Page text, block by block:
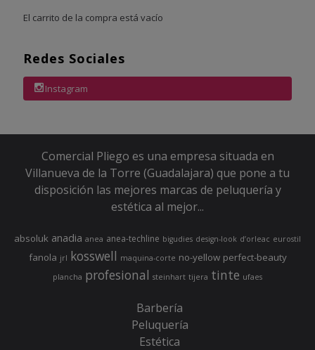
El carrito de la compra está vacío
Redes Sociales
Instagram
Comercial Pliego es una empresa situada en
Villanueva de la Torre (Guadalajara) que pone a tu
disposición las mejores marcas de peluquería y
estética al mejor...
absoluk anadia anea anea-techline bigudies design-look d’orleac eurostil
fanola jrl kosswell maquina-corte no-yellow perfect-beauty
plancha profesional steinhart tijera tinte ufaes
Barbería
Peluquería
Estética